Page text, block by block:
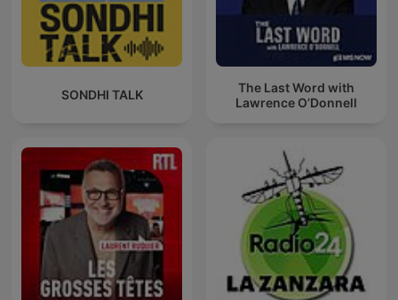
SONDHI TALK
The Last Word with
Lawrence O’Donnell